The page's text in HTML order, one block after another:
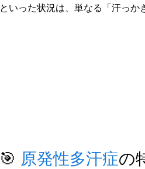
といった状況は、単なる「汗っか
🎯 原発性多汗症の